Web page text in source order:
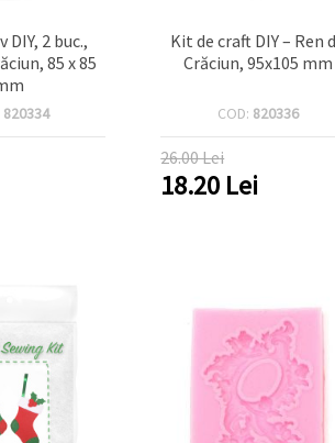
2 buc.,
85 x 85
820334
Kit de craft DIY – Ren
Crăciun, 95x105 mm
COD: 820336
26.00 Lei
18.20 Lei